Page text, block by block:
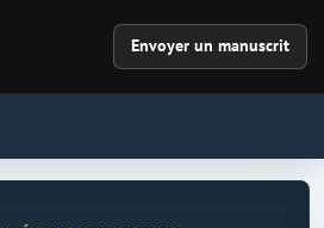
Envoyer un manuscrit